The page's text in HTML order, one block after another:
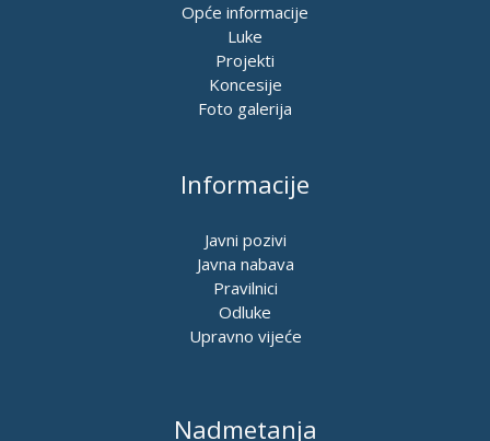
Opće informacije
Luke
Projekti
Koncesije
Foto galerija
Informacije
Javni pozivi
Javna nabava
Pravilnici
Odluke
Upravno vijeće
Nadmetanja